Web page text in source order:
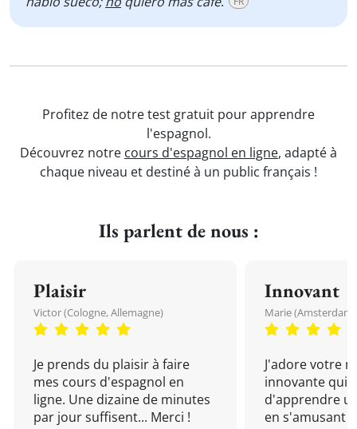
Profitez de notre test gratuit pour apprendre
l'espagnol.
Découvrez notre cours d'espagnol en ligne, adapté à
chaque niveau et destiné à un public français !
Ils parlent de nous :
Plaisir
Victor (Cologne, Allemagne)
Je prends du plaisir à faire
mes cours d'espagnol en
ligne. Une dizaine de minutes
par jour suffisent... Merci !
Innovant
Marie (Amsterdam,
J'adore votre
innovante qui
d'apprendre
en s'amusant !